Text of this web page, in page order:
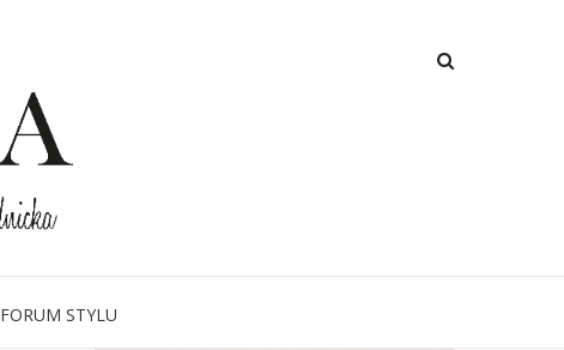
FORUM STYLU